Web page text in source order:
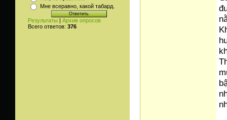
Мне всеравно, какой табард.
Результаты | Архив опросов
Всего ответов: 376